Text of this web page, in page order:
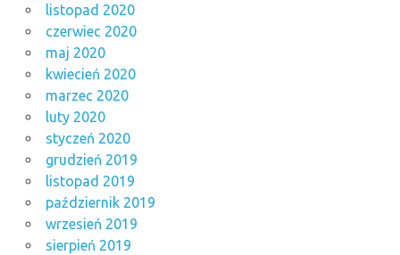
listopad 2020
czerwiec 2020
maj 2020
kwiecień 2020
marzec 2020
luty 2020
styczeń 2020
grudzień 2019
listopad 2019
październik 2019
wrzesień 2019
sierpień 2019